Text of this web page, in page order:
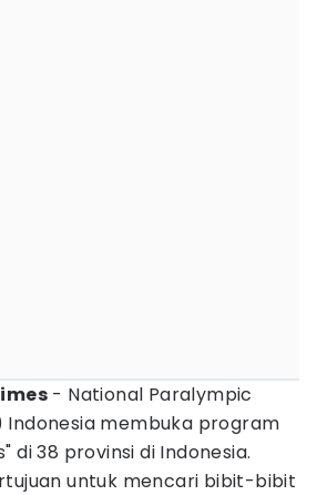
- National Paralympic
Indonesia membuka program
di 38 provinsi di Indonesia.
untuk mencari bibit-bibit